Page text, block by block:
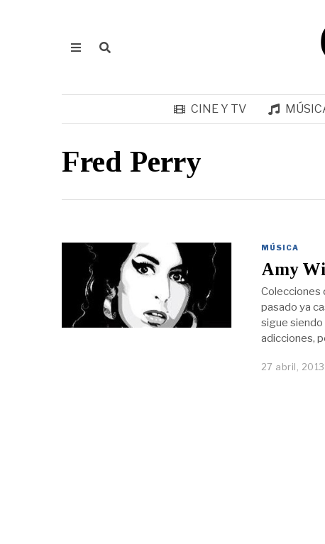
CINE Y TV
Fred Perry
MÚSICA
Amy
Colecciones
pasado ya
sigue siendo
adicciones,
27 abril, 2013